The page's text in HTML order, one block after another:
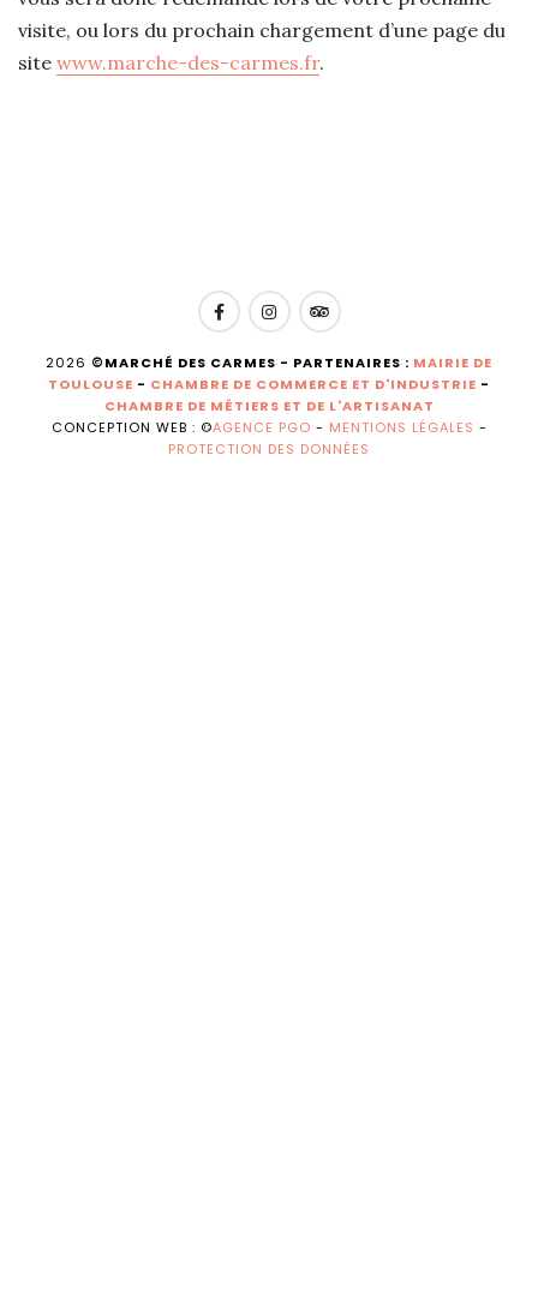
visite, ou lors du prochain chargement d’une page du
site www.marche-des-carmes.fr.
2026 ©MARCHÉ DES CARMES - PARTENAIRES : MAIRIE DE
TOULOUSE - CHAMBRE DE COMMERCE ET D'INDUSTRIE -
CHAMBRE DE MÉTIERS ET DE L'ARTISANAT
CONCEPTION WEB : ©AGENCE PGO - MENTIONS LÉGALES -
PROTECTION DES DONNÉES